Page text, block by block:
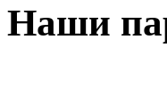
Наши